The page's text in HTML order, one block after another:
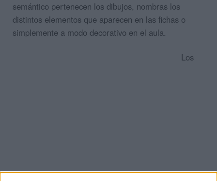
semántico pertenecen los dibujos, nombras los
distintos elementos que aparecen en las fichas o
simplemente a modo decorativo en el aula.
Los